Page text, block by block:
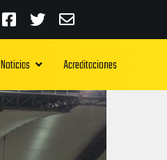
Noticias Acreditaciones